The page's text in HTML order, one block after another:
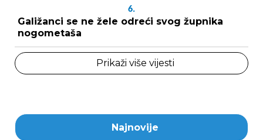
6.
Galižanci se ne žele odreći svog župnika
nogometaša
Prikaži više vijesti
Najnovije